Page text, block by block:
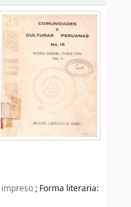
impreso; Forma literaria: